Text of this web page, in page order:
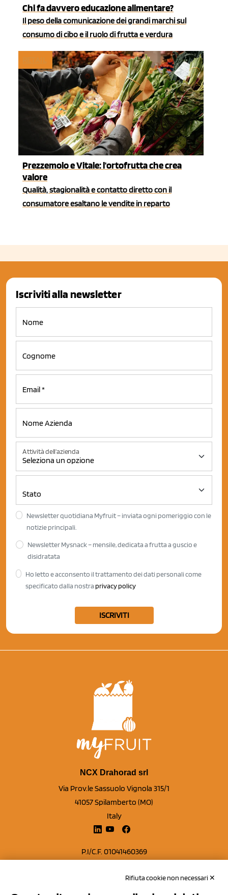
Chi fa davvero educazione alimentare?
Il peso della comunicazione dei grandi marchi sul
consumo di cibo e il ruolo di frutta e verdura
Prezzemolo e Vitale: l'ortofrutta che crea
valore
Qualità, stagionalità e contatto diretto con il
consumatore esaltano le vendite in reparto
Iscriviti alla newsletter
Attività dell'azienda
Newsletter quotidiana Myfruit – inviata ogni pomeriggio con le
notizie principali.
Newsletter Mysnack – mensile, dedicata a frutta a guscio e
disidratata
Ho letto e acconsento il trattamento dei dati personali come
specificato dalla nostra privacy policy
ISCRIVITI
NCX Drahorad srl
Via Prov.le Sassuolo Vignola 315/1
41057 Spilamberto (MO)
Italy
P.I/C.F. 01041460369
Capitale sociale Euro 50.000,00 i.v.Rifiuta cookie non necessari ✕